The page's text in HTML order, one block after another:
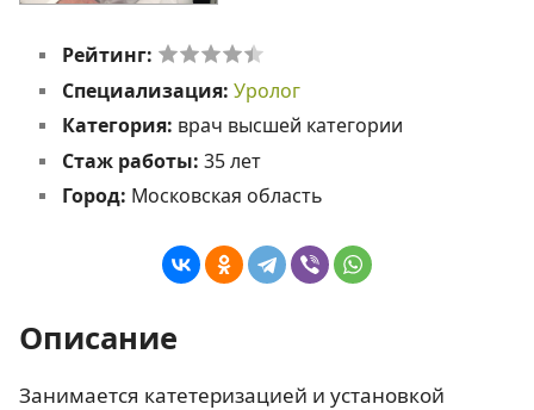
Рейтинг:
Специализация: Уролог
Категория: врач высшей категории
Стаж работы: 35 лет
Город: Московская область
Описание
Занимается катетеризацией и установкой